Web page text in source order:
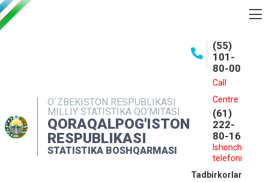
O`ZBEKISTON RESPUBLIKASI
MILLIY STATISTIKA QO‘MITASI
QORAQALPOG'ISTON
RESPUBLIKASI
STATISTIKA BOSHQARMASI
(55)
101-
80-00
Call
Centre
(61)
222-
80-16
Ishonch
telefoni
Tadbirkorlar
INTERAKTIV XIZMATLAR
MATBUOT XIZMATI
MUROJAATLAR